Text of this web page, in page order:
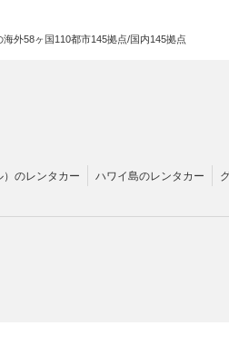
海外58ヶ国110都市145拠点/国内145拠点
のレンタカー ハワイ島のレンタカー